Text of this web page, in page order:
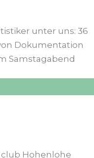
unter uns: 36
Dokumentation
Samstagabend
Hohenlohe